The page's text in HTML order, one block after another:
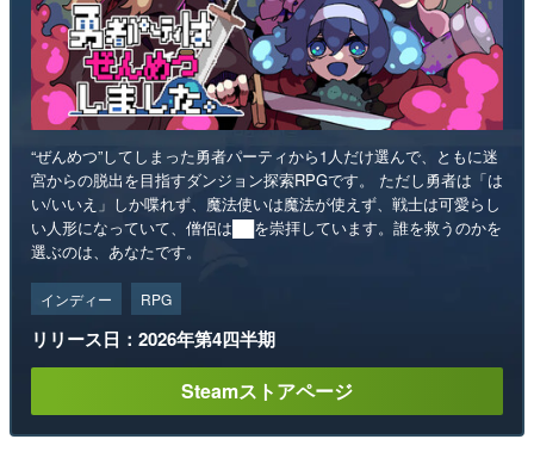
“ぜんめつ”してしまった勇者パーティから1人だけ選んで、ともに迷
宮からの脱出を目指すダンジョン探索RPGです。 ただし勇者は「は
い/いいえ」しか喋れず、魔法使いは魔法が使えず、戦士は可愛らし
い人形になっていて、僧侶は██を崇拝しています。誰を救うのかを
選ぶのは、あなたです。
インディー RPG
リリース日：2026年第4四半期
Steamストアページ